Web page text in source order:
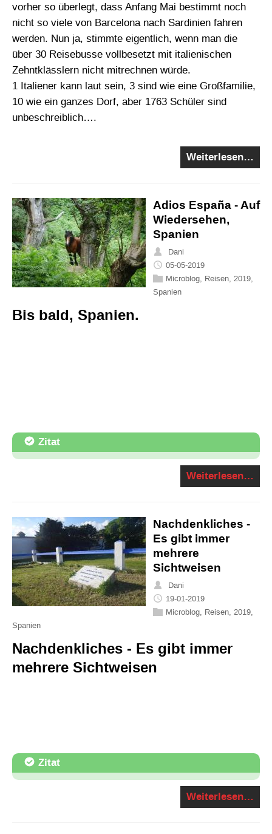
vorher so überlegt, dass Anfang Mai bestimmt noch
nicht so viele von Barcelona nach Sardinien fahren
werden. Nun ja, stimmte eigentlich, wenn man die
über 30 Reisebusse vollbesetzt mit italienischen
Zehntklässlern nicht mitrechnen würde.
1 Italiener kann laut sein, 3 sind wie eine Großfamilie,
10 wie ein ganzes Dorf, aber 1763 Schüler sind
unbeschreiblich….
Weiterlesen…
Adios España - Auf
Wiedersehen,
Spanien
Dani
05-05-2019
Microblog Reisen 2019
Spanien
Bis bald, Spanien.
Zitat
Weiterlesen…
Nachdenkliches -
Es gibt immer
mehrere
Sichtweisen
Dani
19-01-2019
Microblog Reisen 2019
Spanien
Nachdenkliches - Es gibt immer
mehrere Sichtweisen
Zitat
Weiterlesen…